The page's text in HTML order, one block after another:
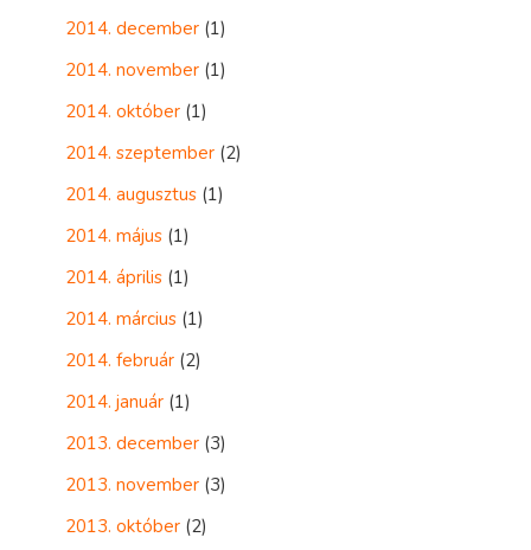
2014. december (1)
2014. november (1)
2014. október (1)
2014. szeptember (2)
2014. augusztus (1)
2014. május (1)
2014. április (1)
2014. március (1)
2014. február (2)
2014. január (1)
2013. december (3)
2013. november (3)
2013. október (2)